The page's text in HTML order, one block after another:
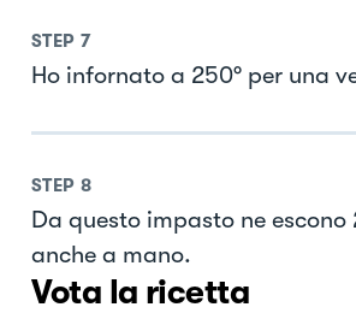
STEP 7
Ho infornato a 250° per una
STEP 8
Da questo impasto ne
anche a mano.
Vota la ricetta